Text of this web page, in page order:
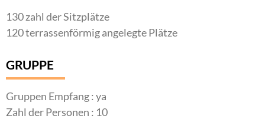
130 zahl der Sitzplätze
120 terrassenförmig angelegte Plätze
GRUPPE
Gruppen Empfang : ya
Zahl der Personen : 10